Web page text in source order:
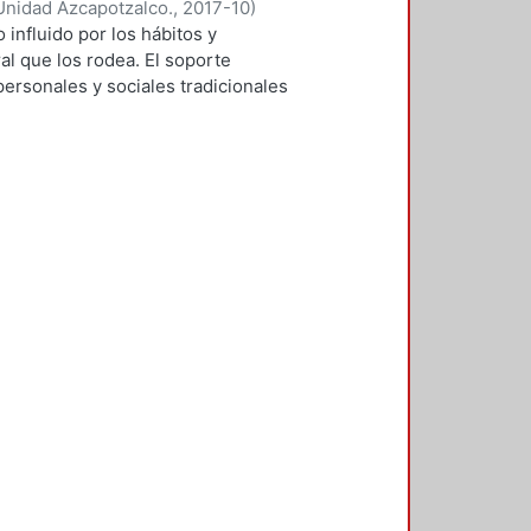
Azcapotzalco., 2017-10)
influido por los hábitos y
que los rodea. El soporte
y sociales tradicionales